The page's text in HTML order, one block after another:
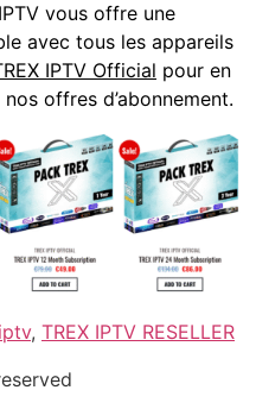
vous offre une
avec tous les appareils
IPTV Official pour en
offres d’abonnement.
, TREX IPTV RESELLER